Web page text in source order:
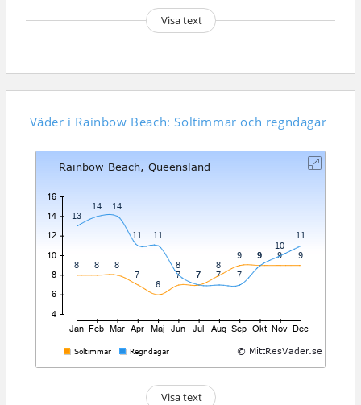
Visa text
Väder i Rainbow Beach: Soltimmar och regndagar
Visa text